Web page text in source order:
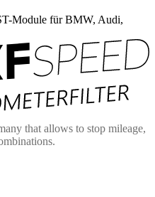
Module für BMW, Audi,
that allows to stop mileage,